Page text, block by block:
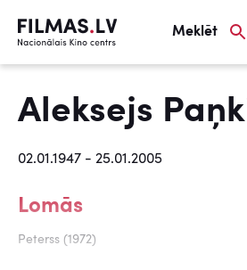
Meklēt
Aleksejs
02.01.1947 - 25.01.2005
Lomās
Peterss (1972)